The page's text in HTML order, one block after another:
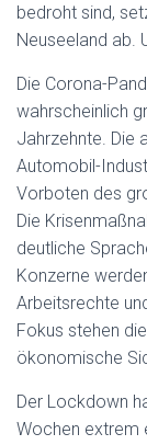
bedroht sind,
Neuseeland ab.
Die Corona-
wahrscheinlich
Jahrzehnte. Die
Automobil-
Vorboten des
Die
deutliche
Konzerne
Arbeitsrechte
Fokus stehen
ökonomische
Der Lockdown
Wochen extrem